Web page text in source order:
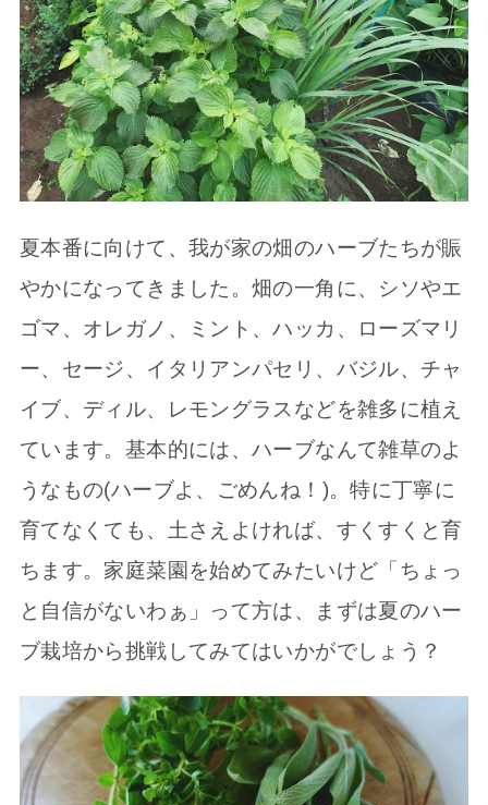
夏本番に向けて、我が家の畑のハーブたちが賑
やかになってきました。畑の一角に、シソやエ
ゴマ、オレガノ、ミント、ハッカ、ローズマリ
ー、セージ、イタリアンパセリ、バジル、チャ
イブ、ディル、レモングラスなどを雑多に植え
ています。基本的には、ハーブなんて雑草のよ
うなもの(ハーブよ、ごめんね！)。特に丁寧に
育てなくても、土さえよければ、すくすくと育
ちます。家庭菜園を始めてみたいけど「ちょっ
と自信がないわぁ」って方は、まずは夏のハー
ブ栽培から挑戦してみてはいかがでしょう？